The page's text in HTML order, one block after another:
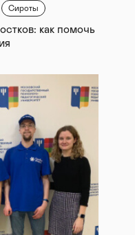
Сироты
как помочь